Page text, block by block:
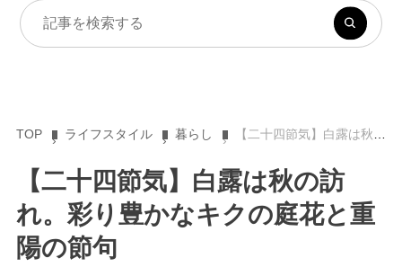
TOP ライフスタイル 暮らし 【二十四節気】白露は秋の訪れ。彩り豊かなキクの庭花と重陽の節句
【二十四節気】白露は秋の訪
れ。彩り豊かなキクの庭花と重
陽の節句